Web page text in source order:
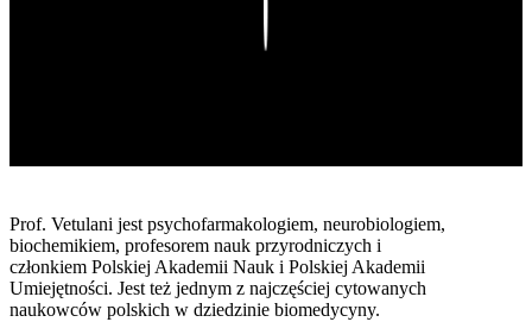
Prof. Vetulani jest psychofarmakologiem, neurobiologiem,
biochemikiem, profesorem nauk przyrodniczych i
członkiem Polskiej Akademii Nauk i Polskiej Akademii
Umiejętności. Jest też jednym z najczęściej cytowanych
naukowców polskich w dziedzinie biomedycyny.